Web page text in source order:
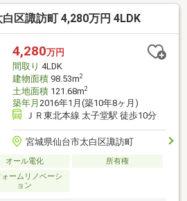
区諏訪町 4,280万円 4LDK
4,280万円
間取り 4LDK
建物面積98.53m2
土地面積121.68m2
築年月 2016年1月(築10年8ヶ月)
ＪＲ東北本線 太子堂駅 徒歩10分
宮城県仙台市太白区諏訪町
オール電化 所有権
ォームリノベーシ
ョン